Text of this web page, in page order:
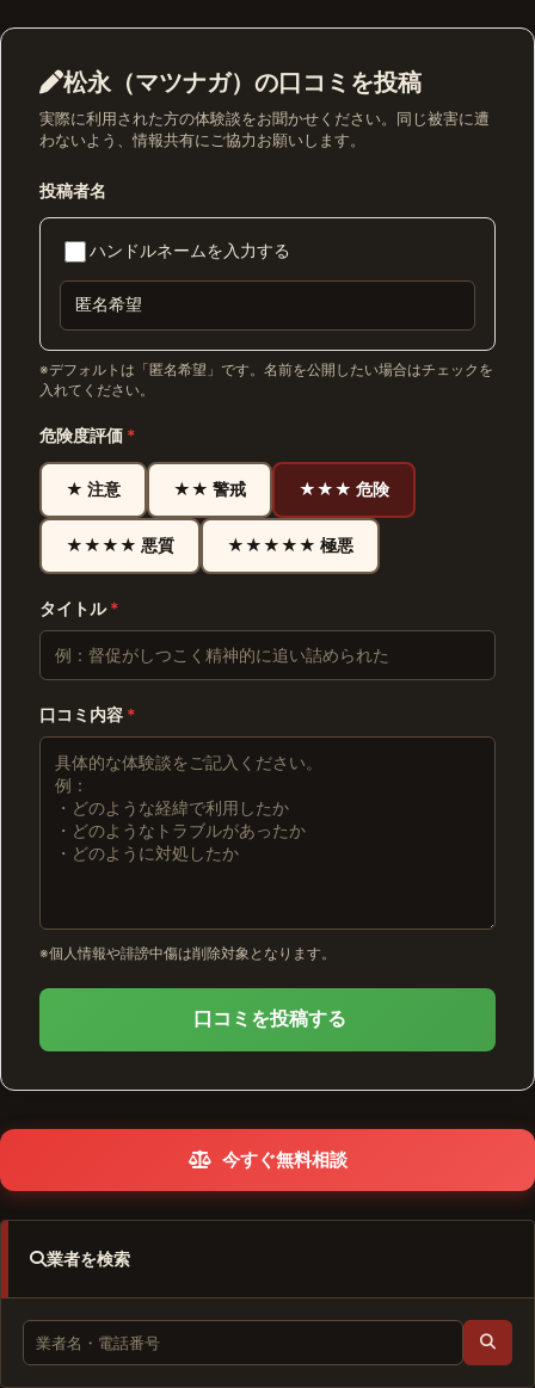
松永（マツナガ）の口コミを投稿
実際に利用された方の体験談をお聞かせください。同じ被害に遭
わないよう、情報共有にご協力お願いします。
投稿者名
ハンドルネームを入力する
※デフォルトは「匿名希望」です。名前を公開したい場合はチェックを
入れてください。
危険度評価 *
★ 注意 ★★ 警戒 ★★★ 危険
★★★★ 悪質 ★★★★★ 極悪
タイトル*
口コミ内容 *
※個人情報や誹謗中傷は削除対象となります。
口コミを投稿する
今すぐ無料相談
業者を検索